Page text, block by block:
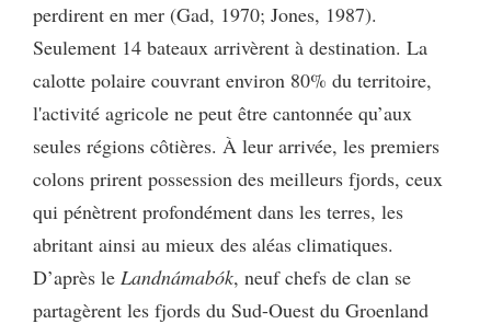
perdirent en mer (Gad, 1970; Jones, 1987).
Seulement 14 bateaux arrivèrent à destination. La
calotte polaire couvrant environ 80% du territoire,
l'activité agricole ne peut être cantonnée qu’aux
seules régions côtières. À leur arrivée, les premiers
colons prirent possession des meilleurs fjords, ceux
qui pénètrent profondément dans les terres, les
abritant ainsi au mieux des aléas climatiques.
D’après le Landnámabók, neuf chefs de clan se
partagèrent les fjords du Sud-Ouest du Groenland